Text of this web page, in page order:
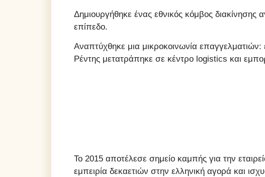
Δημιουργήθηκε ένας εθνικός κόμβος
επίπεδο.
Αναπτύχθηκε μια μικροκοινωνία
Ρέντης μετατράπηκε σε κέντρο logistics και
Το 2015 αποτέλεσε σημείο καμπής για την
εμπειρία δεκαετιών στην ελληνική αγορά και